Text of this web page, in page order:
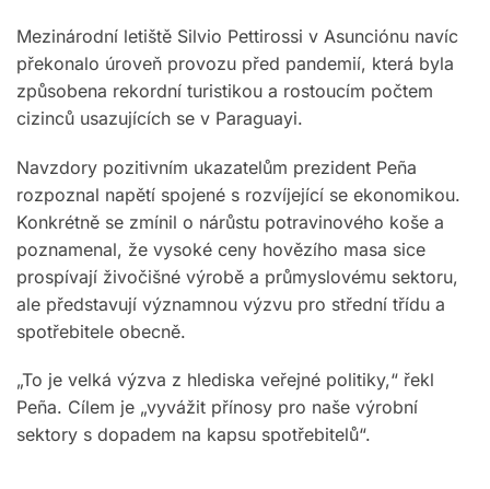
Mezinárodní letiště Silvio Pettirossi v Asunciónu navíc
překonalo úroveň provozu před pandemií, která byla
způsobena rekordní turistikou a rostoucím počtem
cizinců usazujících se v Paraguayi.
Navzdory pozitivním ukazatelům prezident Peña
rozpoznal napětí spojené s rozvíjející se ekonomikou.
Konkrétně se zmínil o nárůstu potravinového koše a
poznamenal, že vysoké ceny hovězího masa sice
prospívají živočišné výrobě a průmyslovému sektoru,
ale představují významnou výzvu pro střední třídu a
spotřebitele obecně.
„To je velká výzva z hlediska veřejné politiky,“ řekl
Peña. Cílem je „vyvážit přínosy pro naše výrobní
sektory s dopadem na kapsu spotřebitelů“.